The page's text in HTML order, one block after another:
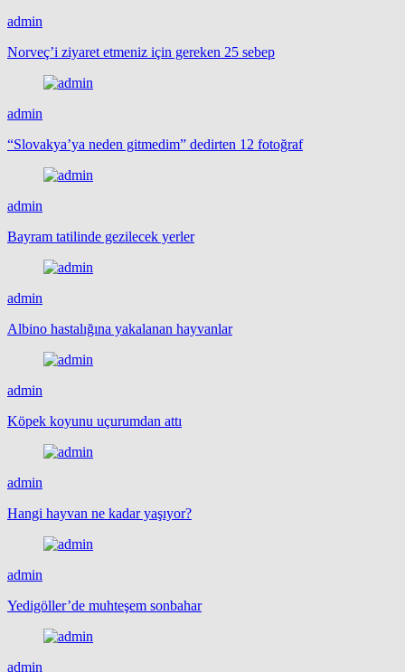
admin
Norveç’i ziyaret etmeniz için gereken 25 sebep
admin
“Slovakya’ya neden gitmedim” dedirten 12 fotoğraf
admin
Bayram tatilinde gezilecek yerler
admin
Albino hastalığına yakalanan hayvanlar
admin
Köpek koyunu uçurumdan attı
admin
Hangi hayvan ne kadar yaşıyor?
admin
Yedigöller’de muhteşem sonbahar
admin